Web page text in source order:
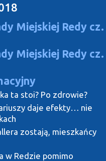
Miejskiej Redy cz.
Miejskiej Redy cz.
ta stoi? Po zdrowie?
daje efekty… nie
zostają, mieszkańcy
w Redzie pomimo